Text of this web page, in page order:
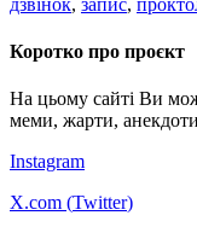
Коротко про проєкт
На цьому сайті Ви
меми, жарти,
Instagram
X.com (Twitter)